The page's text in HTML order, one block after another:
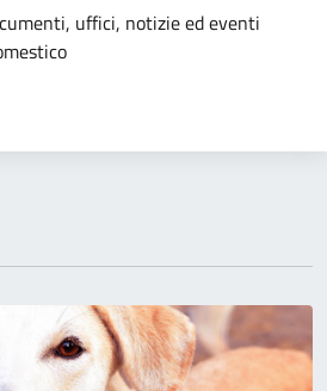
notizia
uffici, notizie ed eventi